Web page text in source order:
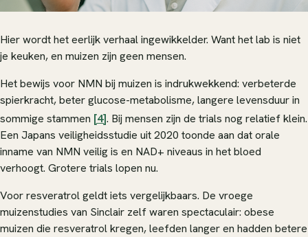
Hier wordt het eerlijk verhaal ingewikkelder. Want het lab is niet
je keuken, en muizen zijn geen mensen.
Het bewijs voor NMN bij muizen is indrukwekkend: verbeterde
spierkracht, beter glucose-metabolisme, langere levensduur in
sommige stammen [4]. Bij mensen zijn de trials nog relatief klein.
Een Japans veiligheidsstudie uit 2020 toonde aan dat orale
inname van NMN veilig is en NAD+ niveaus in het bloed
verhoogt. Grotere trials lopen nu.
Voor resveratrol geldt iets vergelijkbaars. De vroege
muizenstudies van Sinclair zelf waren spectaculair: obese
muizen die resveratrol kregen, leefden langer en hadden betere